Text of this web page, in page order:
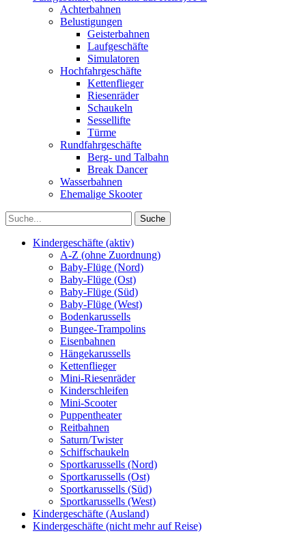
Achterbahnen
Belustigungen
Geisterbahnen
Laufgeschäfte
Simulatoren
Hochfahrgeschäfte
Kettenflieger
Riesenräder
Schaukeln
Sessellifte
Türme
Rundfahrgeschäfte
Berg- und Talbahn
Break Dancer
Wasserbahnen
Ehemalige Skooter
Kindergeschäfte (aktiv)
A-Z (ohne Zuordnung)
Baby-Flüge (Nord)
Baby-Flüge (Ost)
Baby-Flüge (Süd)
Baby-Flüge (West)
Bodenkarussells
Bungee-Trampolins
Eisenbahnen
Hängekarussells
Kettenflieger
Mini-Riesenräder
Kinderschleifen
Mini-Scooter
Puppentheater
Reitbahnen
Saturn/Twister
Schiffschaukeln
Sportkarussells (Nord)
Sportkarussells (Ost)
Sportkarussells (Süd)
Sportkarussells (West)
Kindergeschäfte (Ausland)
Kindergeschäfte (nicht mehr auf Reise)